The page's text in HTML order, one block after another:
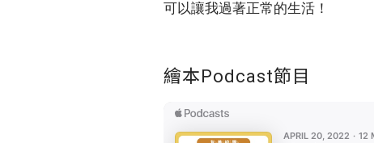
可以讓我過著正常的生活！
繪本Podcast節目